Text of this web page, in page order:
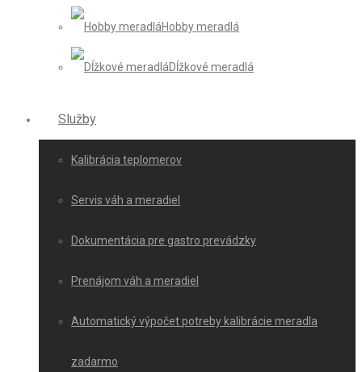
Hobby meradlá
Dĺžkové meradlá
Služby
Kalibrácia teplomerov
Servis váh a meradiel
Dokumentácia pre gastro prevádzky
Prenájom váh a meradiel
Automatický výpočet potreby kalibrácie meradla
zadarmo